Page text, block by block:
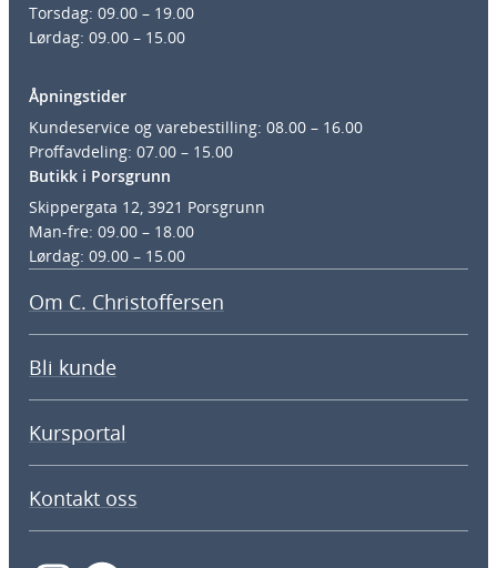
Torsdag: 09.00 – 19.00
Lørdag: 09.00 – 15.00
Åpningstider
Kundeservice og varebestilling: 08.00 – 16.00
Proffavdeling: 07.00 – 15.00
Butikk i Porsgrunn
Skippergata 12, 3921 Porsgrunn
Man-fre: 09.00 – 18.00
Lørdag: 09.00 – 15.00
Om C. Christoffersen
Bli kunde
Kursportal
Kontakt oss